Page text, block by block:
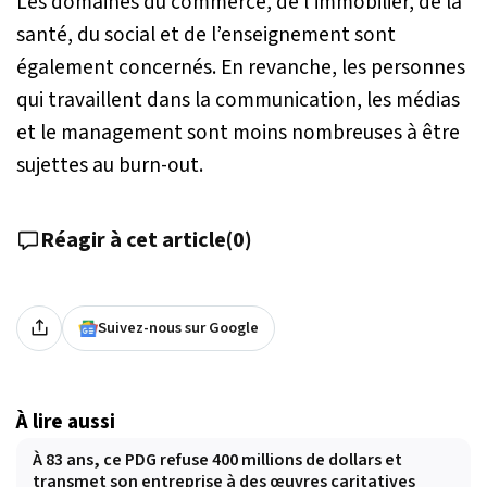
santé, du social et de l’enseignement sont
également concernés. En revanche, les personnes
qui travaillent dans la communication, les médias
et le management sont moins nombreuses à être
sujettes au burn-out.
Réagir à cet article(0)
Suivez-nous sur Google
À lire aussi
À 83 ans, ce PDG refuse 400 millions de dollars et
transmet son entreprise à des œuvres caritatives